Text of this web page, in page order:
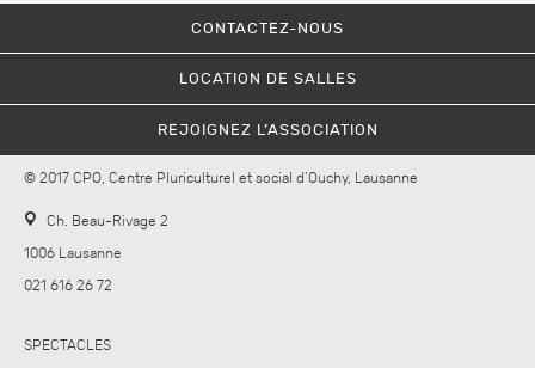
CONTACTEZ-NOUS
LOCATION DE SALLES
REJOIGNEZ L’ASSOCIATION
© 2017 CPO, Centre Pluriculturel et social d’Ouchy, Lausanne
Ch. Beau-Rivage 2
1006 Lausanne
021 616 26 72
SPECTACLES